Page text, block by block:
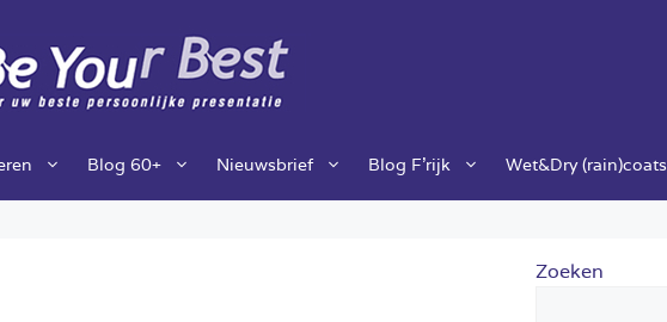
Blog 60+ Nieuwsbrief Blog F’rijk Wet&Dry (rain)coats
Zoeken